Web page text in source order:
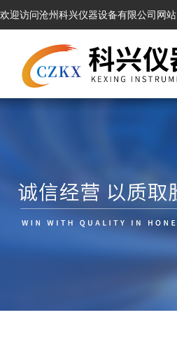
欢迎访问沧州科兴仪器设备有限公司网站